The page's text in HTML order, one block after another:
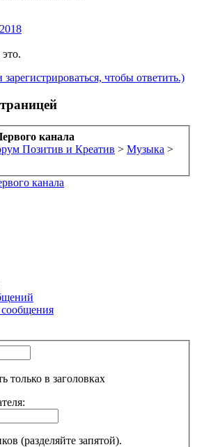
чтобы ответить.)
канала
Позитив и Креатив > Музыка >
только в заголовках
(разделяйте запятой).